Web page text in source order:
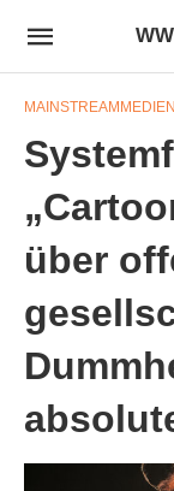
MAINSTREAMMEDIEN
über